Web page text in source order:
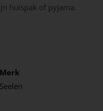
huispak of pyjama.
Merk
Seelen